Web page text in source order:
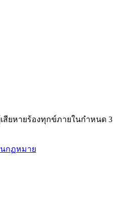
สียหายร้องทุกข์ภายในกำหนด 3
กฏหมาย